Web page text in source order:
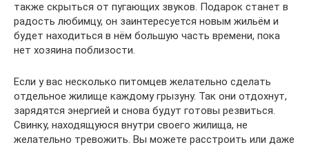
также скрыться от пугающих звуков. Подарок станет в
радость любимцу, он заинтересуется новым жильём и
будет находиться в нём большую часть времени, пока
нет хозяина поблизости.
Если у вас несколько питомцев желательно сделать
отдельное жилище каждому грызуну. Так они отдохнут,
зарядятся энергией и снова будут готовы резвиться.
Свинку, находящуюся внутри своего жилища, не
желательно тревожить. Вы можете расстроить или даже